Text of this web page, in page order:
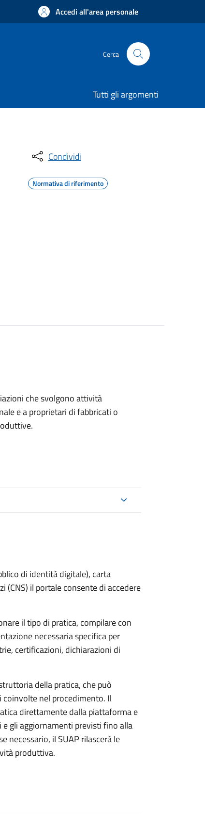
Accedi all'area personale
Cerca
Tutti gli argomenti
Condividi
Normativa di riferimento
che svolgono attività
e a proprietari di fabbricati o
di identità digitale), carta
(CNS) il portale consente di accedere
il tipo di pratica, compilare con
necessaria specifica per
certificazioni, dichiarazioni di
della pratica, che può
nel procedimento. Il
direttamente dalla piattaforma e
gli aggiornamenti previsti fino alla
necessario, il SUAP rilascerà le
produttiva.